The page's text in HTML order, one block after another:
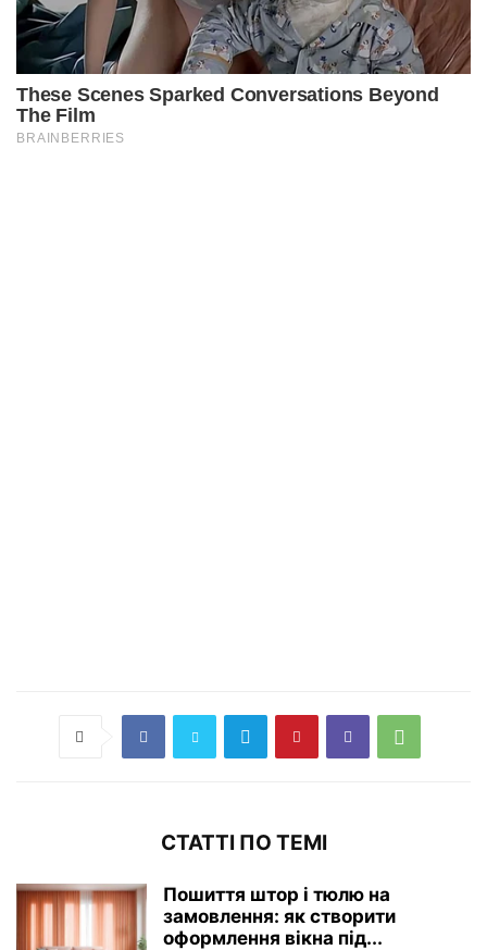
СТАТТІ ПО ТЕМІ
Пошиття штор і тюлю на
замовлення: як створити
оформлення вікна під...